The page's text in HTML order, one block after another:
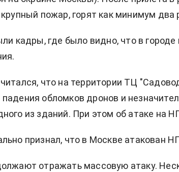
пожар, горят как минимум два
кадры, где было видно, что в
что на территории ТЦ
обломков дронов и
из зданий. При этом об атаке на
признал, что в Москве атакован
отражать массовую атаку.